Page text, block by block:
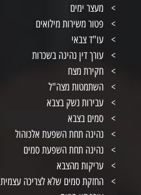
מעצר ימים
פטור משירות מילואים
עו"ד צבאי
עורך דין נהיגה בשכרות
חקירת מצח
השתמטות מצה"ל
עבירות נשק בצבא
סמים בצבא
נהיגה תחת השפעת אלכוהול
נהיגה תחת השפעת סמים
עריקות מהצבא
החזקת סמים שלא לצריכה עצמית